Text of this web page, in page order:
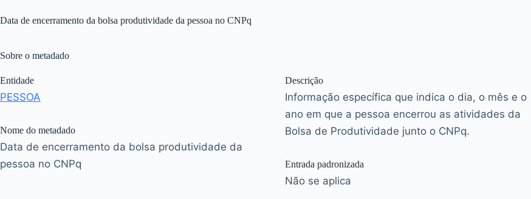
Data de encerramento da bolsa produtividade da pessoa no CNPq
Sobre o metadado
Entidade
PESSOA
Nome do metadado
Data de encerramento da bolsa produtividade da
pessoa no CNPq
Descrição
Informação específica que indica o dia, o mês e o
ano em que a pessoa encerrou as atividades da
Bolsa de Produtividade junto o CNPq.
Entrada padronizada
Não se aplica